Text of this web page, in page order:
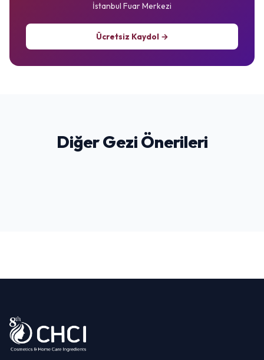
İstanbul Fuar Merkezi
Ücretsiz Kaydol →
Diğer Gezi Önerileri
Sultanahmet & Tarihi Yarımada